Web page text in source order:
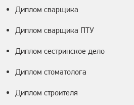
Диплом сварщика
Диплом сварщика ПТУ
Диплом сестринское дело
Диплом стоматолога
Диплом строителя